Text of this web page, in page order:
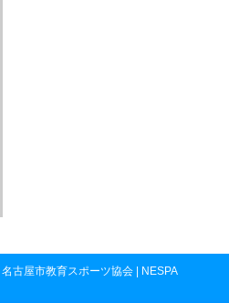
古屋市教育スポーツ協会 | NESPA